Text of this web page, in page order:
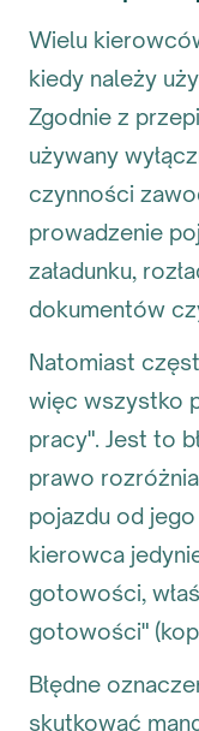
Wielu
kiedy należy
Zgodnie z
używany
czynności
prowadzenie
załadunku,
dokumentów
Natomiast
więc wszystko
pracy". Jest to
prawo
pojazdu od
kierowca
gotowości,
gotowości"
Błędne
skutkować